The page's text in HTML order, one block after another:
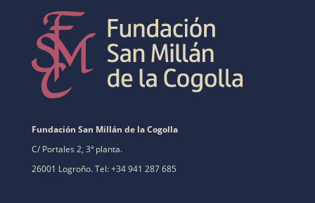
Fundación San Millán de la Cogolla
C/ Portales 2, 3ª planta.
26001 Logroño. Tel: +34 941 287 685